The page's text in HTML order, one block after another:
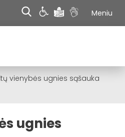
Meniu
vienybės ugnies sąšauka
ugnies